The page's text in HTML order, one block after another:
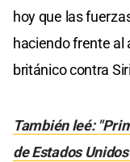
hoy que las
haciendo frente al
británico contra
También leé:
de Estados